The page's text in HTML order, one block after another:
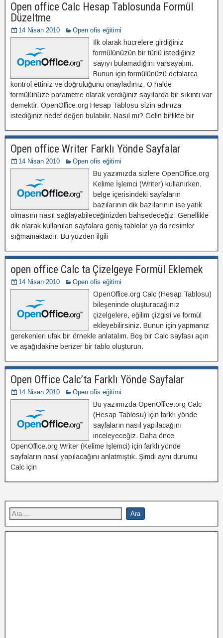
Open office Calc Hesap Tablosunda Formül
Düzeltme
14 Nisan 2010 Open ofis eğitimi
İlk olarak hücrelere girdiğiniz
formülünüzün bir türlü istediğiniz
sayıyı bulamadığını varsayalım.
Bunun için formülünüzü defalarca
kontrol ettiniz ve doğruluğunu onayladınız. O halde,
formülünüze parametre olarak verdiğiniz sayılarda bir sıkıntı var
demektir. OpenOffice.org Hesap Tablosu sizin adınıza
istediğiniz hedef değeri bulabilir. Nasıl mı? Gelin birlikte bir
Open office Writer Farklı Yönde Sayfalar
14 Nisan 2010 Open ofis eğitimi
Bu yazımızda sizlere OpenOffice.org
Kelime İşlemci (Writer) kullanırken,
belge içerisindeki sayfaların
bazılarının dik bazılarının ise yatık
olmasını nasıl sağlayabileceğinizden bahsedeceğiz. Genellikle
dik olarak kullanılan sayfalara geniş tablolar ya da resimler
sığmamaktadır. Bu yüzden ilgili
open office Calc ta Çizelgeye Formül Eklemek
14 Nisan 2010 Open ofis eğitimi
OpenOffice.org Calc (Hesap Tablosu)
bileşeninde oluşturacağınız
çizelgelere, eğilim çizgisi ve formül
ekleyebilirsiniz. Bunun için yapmanız
gerekenleri ufak bir örnekle anlatalım. Boş bir Calc sayfası açın
ve aşağıdakine benzer bir tablo oluşturun.
Open Office Calc’ta Farklı Yönde Sayfalar
14 Nisan 2010 Open ofis eğitimi
Bu yazımızda OpenOffice.org Calc
(Hesap Tablosu) için farklı yönde
sayfaların nasıl yapılacağını
inceleyeceğiz. Daha önce
OpenOffice.org Writer (Kelime İşlemci) için farklı yönde
sayfaların nasıl yapılacağını anlatmıştık. Şimdi aynı durumu
Calc için